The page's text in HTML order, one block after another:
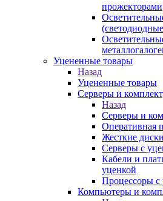
прожекторами
Уцененные товары
Назад
Уцененные товары
Серверы и
Назад
Серверы и
Оперативная
Жесткие
Серверы с
Кабели и
уценкой
Процессоры с
Компьютеры и